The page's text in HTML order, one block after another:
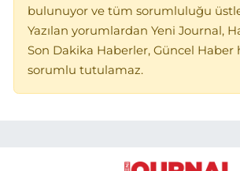
bulunuyor ve tüm sorumluluğu
Yazılan yorumlardan Yeni Journal,
Son Dakika Haberler, Güncel Haber
sorumlu tutulamaz.